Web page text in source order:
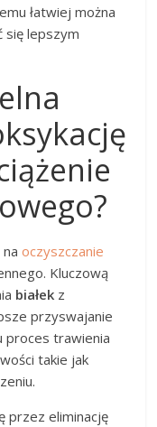
łatwiej można
się lepszym
naoczyszczanie
Kluczową
białek z
przyswajanie
proces trawienia
takie jak
przez eliminację